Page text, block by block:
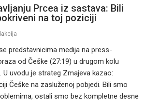
Prcea iz sastava: Bili
na toj poziciji
predstavnicima medija na press-
od Češke (27:19) u drugom kolu
U uvodu je strateg Zmajeva kazao:
Češke na zasluženoj pobjedi. Bili smo
ostali smo bez kompletne desne